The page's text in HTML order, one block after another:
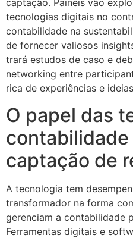
captação. Painéis vão
tecnologias digitais no
contabilidade na
de fornecer valiosos
trará estudos de caso e
networking entre
rica de experiências e
O papel das
contabilidade
captação de
A tecnologia tem
transformador na forma
gerenciam a contabilidade
Ferramentas digitais e